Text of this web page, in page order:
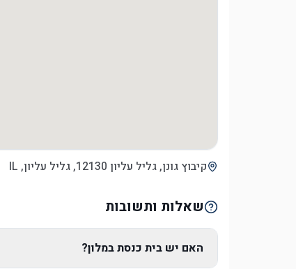
קיבוץ גונן, גליל עליון 12130, גליל עליון, IL
שאלות ותשובות
האם יש בית כנסת במלון?